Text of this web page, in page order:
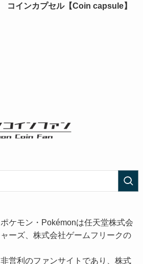
コインカプセル【Coin capsule】
ケモン・Pokémonは任天堂株式会
ーズ、株式会社ゲームフリークの
営利のファンサイトであり、株式